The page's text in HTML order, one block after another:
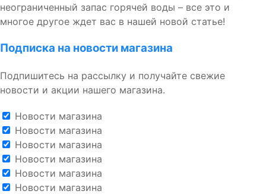
неограниченный запас горячей воды – все это и
многое другое ждет вас в нашей новой статье!
Подписка на новости магазина
Подпишитесь на рассылку и получайте свежие
новости и акции нашего магазина.
Новости магазина
Новости магазина
Новости магазина
Новости магазина
Новости магазина
Новости магазина